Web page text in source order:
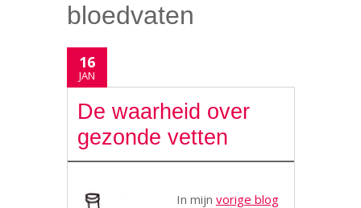
bloedvaten
16
JAN
De waarheid over
gezonde vetten
In mijn vorige blog